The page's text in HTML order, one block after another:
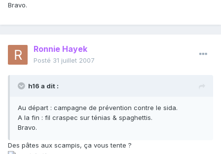
Bravo.
Ronnie Hayek
Posté 31 juillet 2007
h16 a dit :
Au départ : campagne de prévention contre le sida.
A la fin : fil craspec sur ténias & spaghettis.
Bravo.
Des pâtes aux scampis, ça vous tente ?